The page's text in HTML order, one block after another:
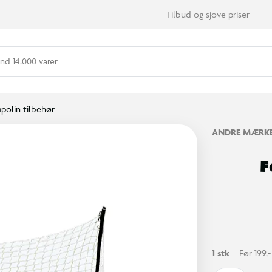
Tilbud og sjove priser
14.000 varer
tilbehør
ANDRE
1 stk Før 199,-